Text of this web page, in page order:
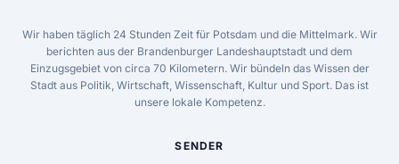
Wir haben täglich 24 Stunden Zeit für Potsdam und die Mittelmark. Wir
berichten aus der Brandenburger Landeshauptstadt und dem
Einzugsgebiet von circa 70 Kilometern. Wir bündeln das Wissen der
Stadt aus Politik, Wirtschaft, Wissenschaft, Kultur und Sport. Das ist
unsere lokale Kompetenz.
SENDER